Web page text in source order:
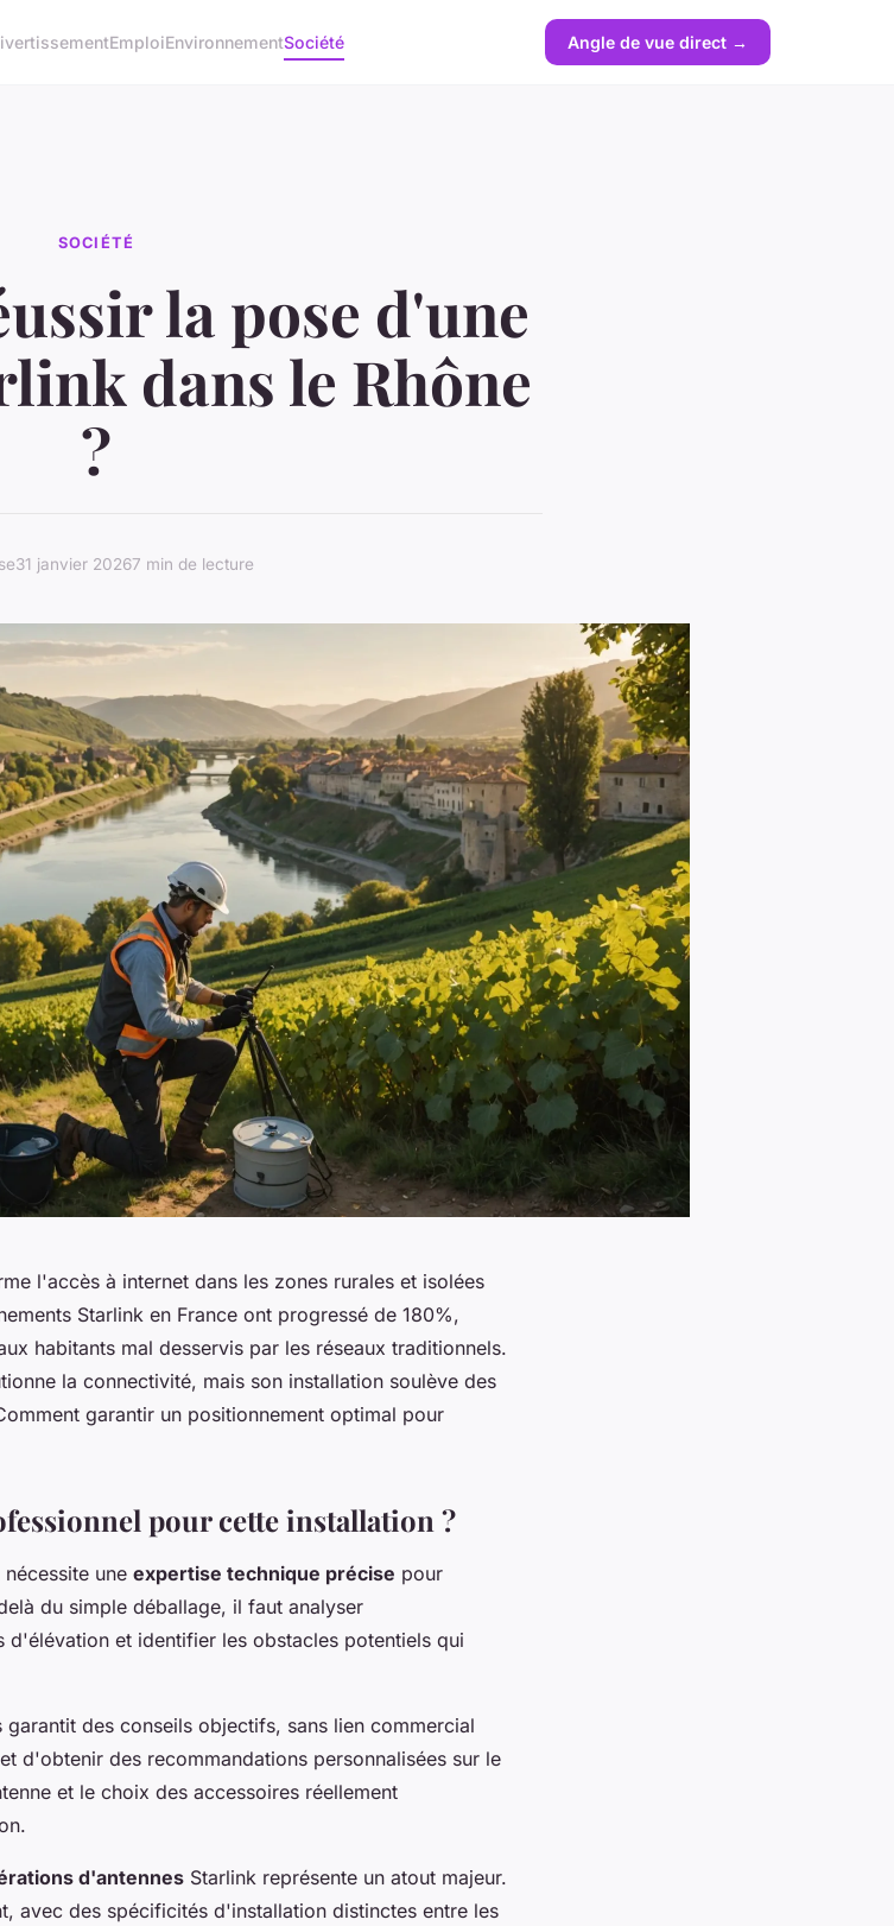
EmploiEnvironnementSociété Angle de vue direct →
SOCIÉTÉ
la pose d'une
dans le Rhône
?
31 janvier 20267 min de lecture
l'accès à internet dans les zones rurales et isolées
Starlink en France ont progressé de 180%,
habitants mal desservis par les réseaux traditionnels.
la connectivité, mais son installation soulève des
garantir un positionnement optimal pour
pour cette installation ?
une expertise technique précise pour
du simple déballage, il faut analyser
d'élévation et identifier les obstacles potentiels qui
des conseils objectifs, sans lien commercial
d'obtenir des recommandations personnalisées sur le
et le choix des accessoires réellement
d'antennes Starlink représente un atout majeur.
avec des spécificités d'installation distinctes entre les